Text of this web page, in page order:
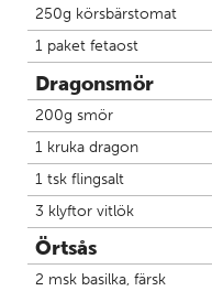
2.5 kg
5 kg
3.5 kg
Räkor
2.5 kg
250g körsbärstomat
1 paket fetaost
Dragonsmör
200g smör
1 kruka dragon
1 tsk flingsalt
3 klyftor vitlök
Örtsås
2 msk basilka, färsk